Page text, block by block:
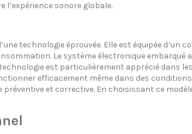
sonore globale.
technologie éprouvée. Elle est équipée d’un
Le système électronique embarqué
est particulièrement apprécié dans
efficacement même dans des
et corrective. En choisissant ce